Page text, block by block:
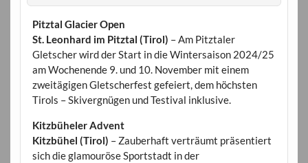
Pitztal Glacier Open
St. Leonhard im Pitztal (Tirol) – Am Pitztaler
Gletscher wird der Start in die Wintersaison 2024/25
am Wochenende 9. und 10. November mit einem
zweitägigen Gletscherfest gefeiert, dem höchsten
Tirols – Skivergnügen und Testival inklusive.
Kitzbüheler Advent
Kitzbühel (Tirol) – Zauberhaft verträumt präsentiert
sich die glamouröse Sportstadt in der